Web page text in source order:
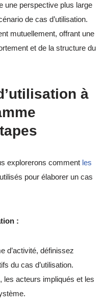
une perspective plus large
de cas d’utilisation.
mutuellement, offrant une
et de la structure du
à
explorerons comment les
pour élaborer un cas
:
d’activité, définissez
du cas d’utilisation.
les acteurs impliqués et les